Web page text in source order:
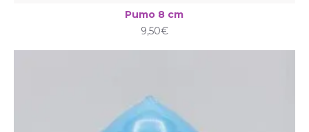
Pumo 8 cm
9,50€